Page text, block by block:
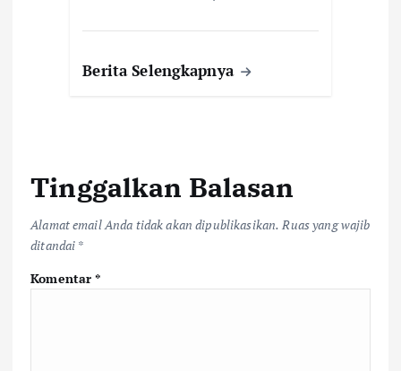
Berita Selengkapnya
Tinggalkan Balasan
Alamat email Anda tidak akan dipublikasikan. Ruas yang wajib
ditandai *
Komentar*